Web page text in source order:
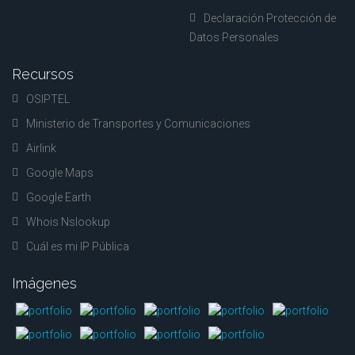
dedicado. Los recursos en oferta coincidirán con los ofrecidos por un servidor
dedicado, pero el precio que tendrá que pagar por los recursos sería más o
pequeñas y medianas empresas que necesitan más recursos a precios
asequibles. Los servidores VPS se consideran híbridos entre el servidor
compartido y un servidor dedicado.
Aunque los usuarios de la cuenta VPS son necesarios para mantener y
mantener los servidores, necesitarían asistencia técnica si algo sale mal. Por
por un proveedor de servicios que ofrezca asistencia técnica durante todo el
día.
Declaración Protección de
Datos Personales
Recursos
OSIPTEL
Ministerio de Transportes y Comunicaciones
Airlink
Google Maps
Google Earth
Whois Nslookup
Cuál es mi IP Pública
Imágenes